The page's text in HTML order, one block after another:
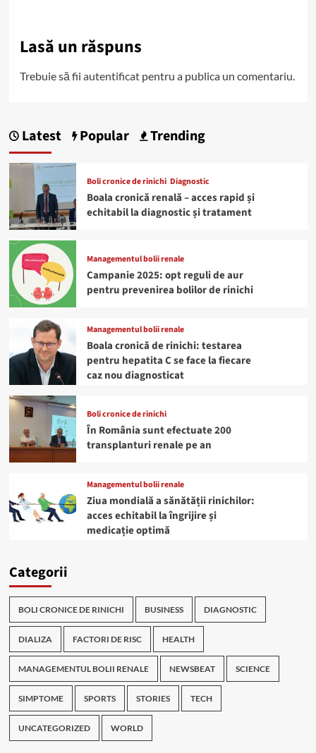
Lasă un răspuns
Trebuie să fii autentificatpentru a publica un comentariu.
Latest Popular Trending
Boli cronice de rinichi Diagnostic
Boala cronică renală – acces rapid și
echitabil la diagnostic și tratament
Managementul bolii renale
Campanie 2025: opt reguli de aur
pentru prevenirea bolilor de rinichi
Managementul bolii renale
Boala cronică de rinichi: testarea
pentru hepatita C se face la fiecare
caz nou diagnosticat
Boli cronice de rinichi
În România sunt efectuate 200
transplanturi renale pe an
Managementul bolii renale
Ziua mondială a sănătății rinichilor:
acces echitabil la îngrijire și
medicație optimă
Categorii
BOLI CRONICE DE RINICHI BUSINESS DIAGNOSTIC
DIALIZA FACTORI DE RISC HEALTH
MANAGEMENTUL BOLII RENALE NEWSBEAT SCIENCE
SIMPTOME SPORTS STORIES TECH
UNCATEGORIZED WORLD